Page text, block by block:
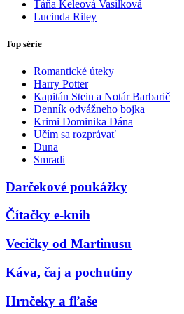
Táňa Keleová Vasilková
Lucinda Riley
Top série
Romantické úteky
Harry Potter
Kapitán Stein a Notár Barbarič
Denník odvážneho bojka
Krimi Dominika Dána
Učím sa rozprávať
Duna
Smradi
Darčekové poukážky
Čítačky e-kníh
Vecičky od Martinusu
Káva, čaj a pochutiny
Hrnčeky a fľaše